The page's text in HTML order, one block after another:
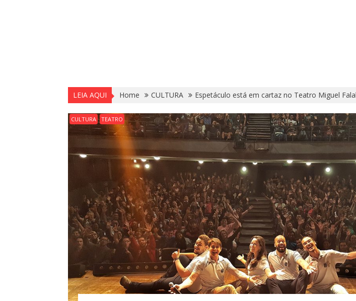
LEIA AQUI Home CULTURA Espetáculo está em cartaz no Teatro Miguel
CULTURA TEATRO